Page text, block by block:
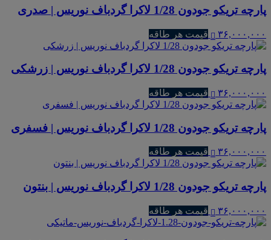
پارچه تریکو جودون 1/28 لاکرا گردباف نوریس | صدری
۳۶,۰۰۰,۰۰۰ قیمت هر طاقه
پارچه تریکو جودون 1/28 لاکرا گردباف نوریس | زرشکی
۳۶,۰۰۰,۰۰۰ قیمت هر طاقه
پارچه تریکو جودون 1/28 لاکرا گردباف نوریس | فسفری
۳۶,۰۰۰,۰۰۰ قیمت هر طاقه
پارچه تریکو جودون 1/28 لاکرا گردباف نوریس | بنتون
۳۶,۰۰۰,۰۰۰ قیمت هر طاقه